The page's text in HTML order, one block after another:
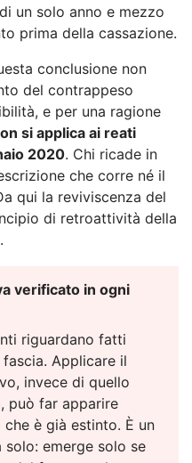
un solo anno e mezzo
prima della cassazione.
conclusione non
del contrappeso
e per una ragione
si applica ai reati
2020. Chi ricade in
che corre né il
qui la reviviscenza del
di retroattività della
verificato in ogni
riguardano fatti
Applicare il
invece di quello
può far apparire
è già estinto. È un
emerge solo se